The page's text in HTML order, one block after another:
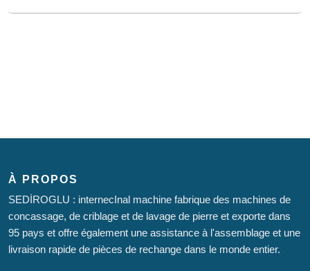
À PROPOS
SEDİROGLU : internecInal machine fabrique des machines de
concassage, de criblage et de lavage de pierre et exporte dans
95 pays et offre également une assistance à l'assemblage et une
livraison rapide de pièces de rechange dans le monde entier.